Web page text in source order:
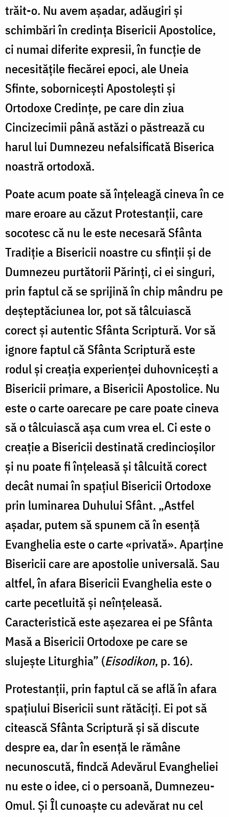
trăit-o. Nu avem așadar, adăugiri și
schimbări în credința Bisericii Apostolice,
ci numai diferite expresii, în funcție de
necesitățile fiecărei epoci, ale Uneia
Sfinte, sobornicești Apostolești și
Ortodoxe Credințe, pe care din ziua
Cincizecimii până astăzi o păstrează cu
harul lui Dumnezeu nefalsificată Biserica
noastră ortodoxă.
Poate acum poate să înțeleagă cineva în ce
mare eroare au căzut Protestanții, care
socotesc că nu le este necesară Sfânta
Tradiție a Bisericii noastre cu sfinții și de
Dumnezeu purtătorii Părinți, ci ei singuri,
prin faptul că se sprijină în chip mândru pe
deșteptăciunea lor, pot să tâlcuiască
corect și autentic Sfânta Scriptură. Vor să
ignore faptul că Sfânta Scriptură este
rodul și creația experienței duhovnicești a
Bisericii primare, a Bisericii Apostolice. Nu
este o carte oarecare pe care poate cineva
să o tâlcuiască așa cum vrea el. Ci este o
creație a Bisericii destinată credincioșilor
și nu poate fi înțeleasă și tâlcuită corect
decât numai în spațiul Bisericii Ortodoxe
prin luminarea Duhului Sfânt. „Astfel
așadar, putem să spunem că în esență
Evanghelia este o carte «privată». Aparține
Bisericii care are apostolie universală. Sau
altfel, în afara Bisericii Evanghelia este o
carte pecetluită și neînțeleasă.
Caracteristică este așezarea ei pe Sfânta
Masă a Bisericii Ortodoxe pe care se
slujește Liturghia” (Eisodikon, p. 16).
Protestanții, prin faptul că se află în afara
spațiului Bisericii sunt rătăciți. Ei pot să
citească Sfânta Scriptură și să discute
despre ea, dar în esență le rămâne
necunoscută, findcă Adevărul Evangheliei
nu este o idee, ci o persoană, Dumnezeu-
Omul. Și Îl cunoaște cu adevărat nu cel